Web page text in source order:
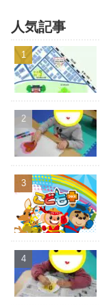
人気記事